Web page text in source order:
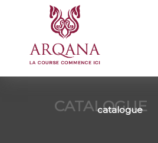
CATALOGUE
catalogue